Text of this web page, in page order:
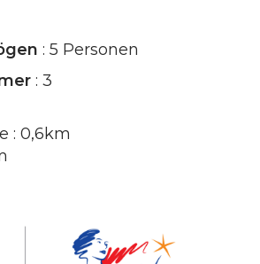
: 5 Personen
: 3
: 0,6km